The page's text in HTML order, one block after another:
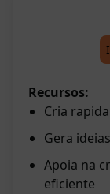
Recursos:
Cria
Gera
Apoia na
eficiente